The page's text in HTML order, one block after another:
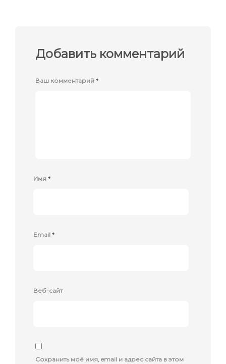
Добавить комментарий
Ваш комментарий *
Имя *
Email *
Веб-сайт
Сохранить моё имя, email и адрес сайта в этом